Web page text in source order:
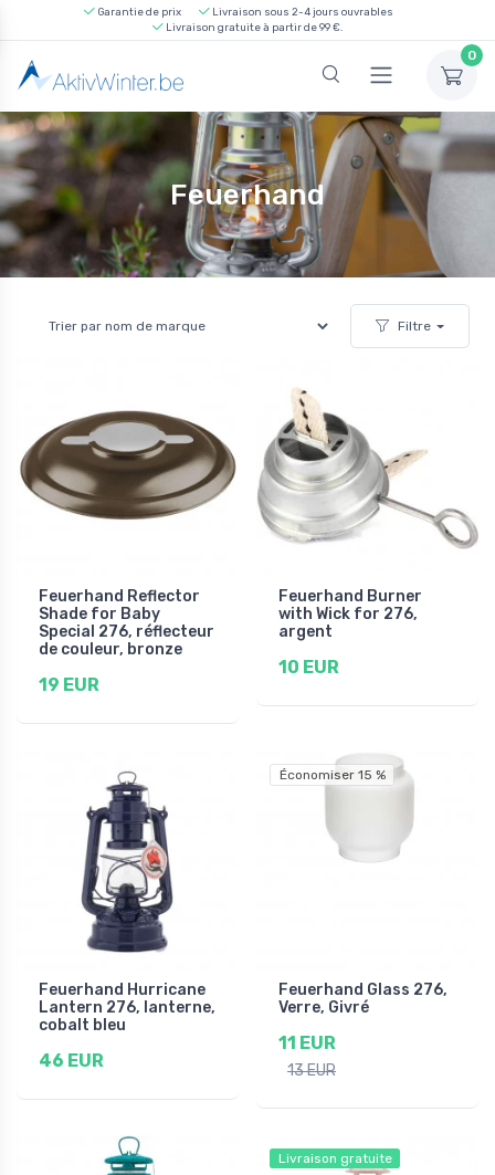
Garantie de prix
Livraison sous 2-4 jours ouvrables
Livraison gratuite à partir de 99 €.
0
Feuerhand
Filtre
Feuerhand Reflector
Shade for Baby
Special 276, réflecteur
de couleur, bronze
19 EUR
Feuerhand Burner
with Wick for 276,
argent
10 EUR
Feuerhand Hurricane
Lantern 276, lanterne,
cobalt bleu
46 EUR
Économiser 15 %
Feuerhand Glass 276,
Verre, Givré
11 EUR
13 EUR
Livraison gratuite